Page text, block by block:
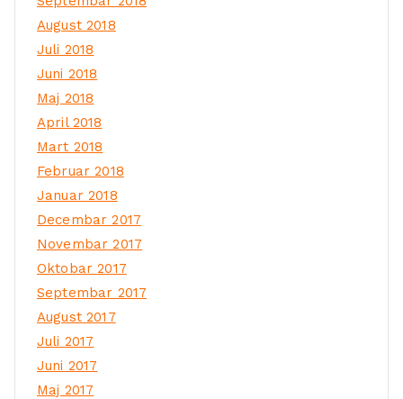
August 2018
Juli 2018
Juni 2018
Maj 2018
April 2018
Mart 2018
Februar 2018
Januar 2018
Decembar 2017
Novembar 2017
Oktobar 2017
Septembar 2017
August 2017
Juli 2017
Juni 2017
Maj 2017